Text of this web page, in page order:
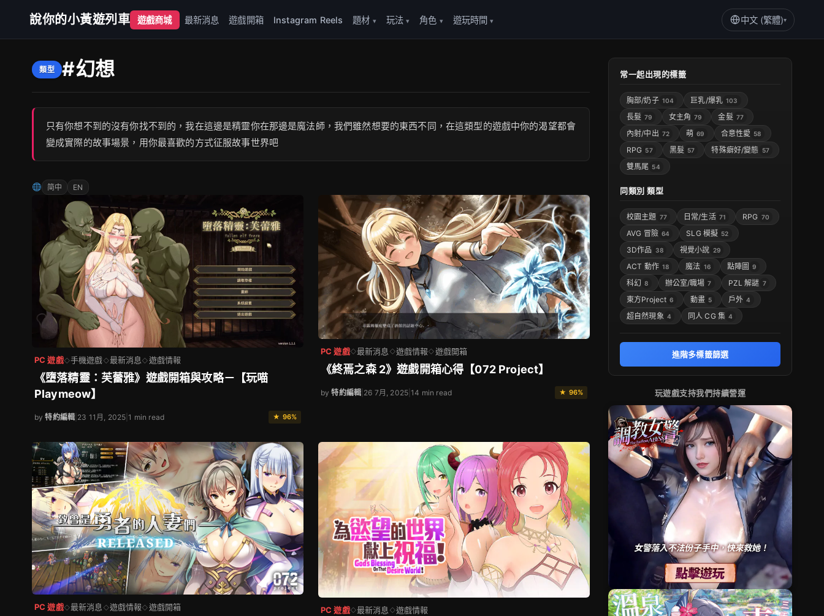
說你的小黃遊列車 遊戲商城 最新消息 遊戲開箱 Instagram Reels 題材 玩法 角色 遊玩時間 中文 (繁體)▾
類型 #幻想
只有你想不到的沒有你找不到的，我在這邊是精靈你在那邊是魔法師，我們雖然想要的東西不同，在這類型的遊戲中你的渴望都會
變成實際的故事場景，用你最喜歡的方式征服故事世界吧
简中 EN
PC 遊戲◇手機遊戲◇最新消息◇遊戲情報
《墮落精靈：芙蕾雅》遊戲開箱與攻略－【玩喵
Playmeow】
by特約編輯 23 11月, 2025 |1 min read ★ 96%
PC 遊戲◇最新消息 ◇遊戲情報◇遊戲開箱
《終焉之森 2》遊戲開箱心得【072 Project】
by特約編輯 26 7月, 2025 |14 min read ★ 96%
PC 遊戲◇最新消息 ◇遊戲情報◇遊戲開箱 PC 遊戲◇最新消息 ◇遊戲情報
常一起出現的標籤
胸部/奶子 104 巨乳/爆乳 103
長髮 79 女主角 79 金髮 77
內射/中出 72 萌 69 合意性愛 58
RPG 57 黑髮 57 特殊癖好/變態 57
雙馬尾 54
同類別 類型
校園主題 77 日常/生活 71 RPG 70
AVG 冒險 64 SLG 模擬 52
3D作品 38 視覺小說 29
ACT 動作 18 魔法 16 點陣圖 9
科幻 8 辦公室/職場 7 PZL 解謎 7
東方Project 6 動畫 5 戶外 4
超自然現象 4 同人 CG 集 4
進階多標籤篩選
玩遊戲支持我們持續營運